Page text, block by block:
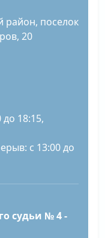
район, поселок
20
18:15,
с 13:00 до
судьи № 4 -